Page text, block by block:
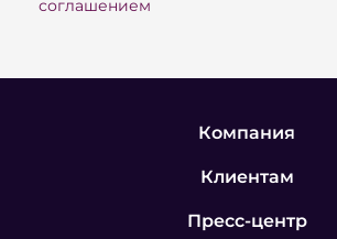
соглашением
Компания
Клиентам
Пресс-центр